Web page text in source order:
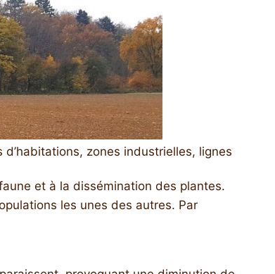
zones industrielles, lignes
et à la dissémination des plantes.
les unes des autres. Par